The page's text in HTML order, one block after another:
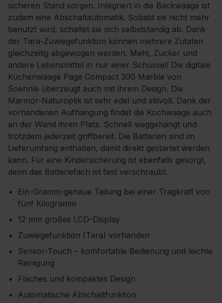
sicheren Stand sorgen. Integriert in die Backwaage ist
zudem eine Abschaltautomatik. Sobald sie nicht mehr
benutzt wird, schaltet sie sich selbstständig ab. Dank
der Tara-Zuwiegefunktion können mehrere Zutaten
gleichzeitig abgewogen werden. Mehl, Zucker und
andere Lebensmittel in nur einer Schüssel! Die digitale
Küchenwaage Page Compact 300 Marble von
Soehnle überzeugt auch mit ihrem Design. Die
Marmor-Naturoptik ist sehr edel und stilvoll. Dank der
vorhandenen Aufhängung findet die Kochwaage auch
an der Wand ihren Platz. Schnell weggehängt und
trotzdem jederzeit griffbereit. Die Batterien sind im
Lieferumfang enthalten, damit direkt gestartet werden
kann. Für eine Kindersicherung ist ebenfalls gesorgt,
denn das Batteriefach ist fest verschraubt.
Ein-Gramm-genaue Teilung bei einer Tragkraft von
fünf Kilogramm
12 mm großes LCD-Display
Zuwiegefunktion (Tara) vorhanden
Sensor-Touch – komfortable Bedienung und leichte
Reinigung
Flaches und kompaktes Design
Automatische Abschaltfunktion